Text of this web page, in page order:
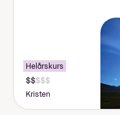
Lommepenger.
forteller fire
lommepenger
sitt år på
Helårskurs
Kristen